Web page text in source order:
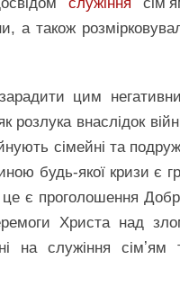
а також
цим
розлука внаслідок
сімейні та
будь-якої кризи є
є проголошення
Христа над
на служіння сімʼям